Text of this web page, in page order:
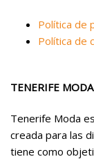
Política de
Política de
TENERIFE MODA
Tenerife Moda
creada para las
tiene como